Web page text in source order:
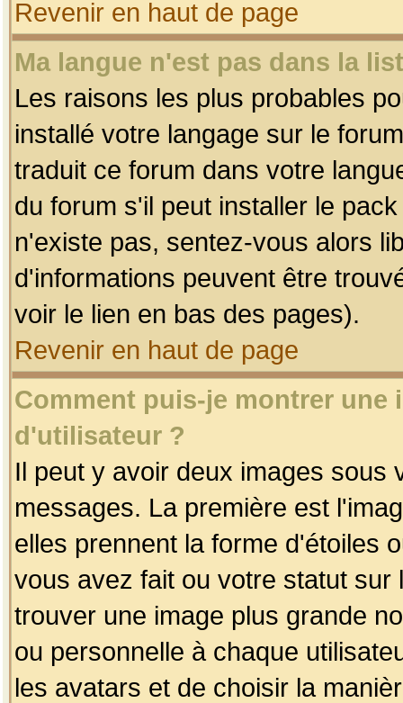
Revenir en haut de page
Ma langue n'est pas dans la
Les raisons les plus probables
installé votre langage sur le
traduit ce forum dans votre
du forum s'il peut installer le
n'existe pas, sentez-vous alors
d'informations peuvent être
voir le lien en bas des pages).
Revenir en haut de page
Comment puis-je montrer une
d'utilisateur ?
Il peut y avoir deux images sous
messages. La première est
elles prennent la forme d'étoiles
vous avez fait ou votre statut
trouver une image plus grande
ou personnelle à chaque
les avatars et de choisir la